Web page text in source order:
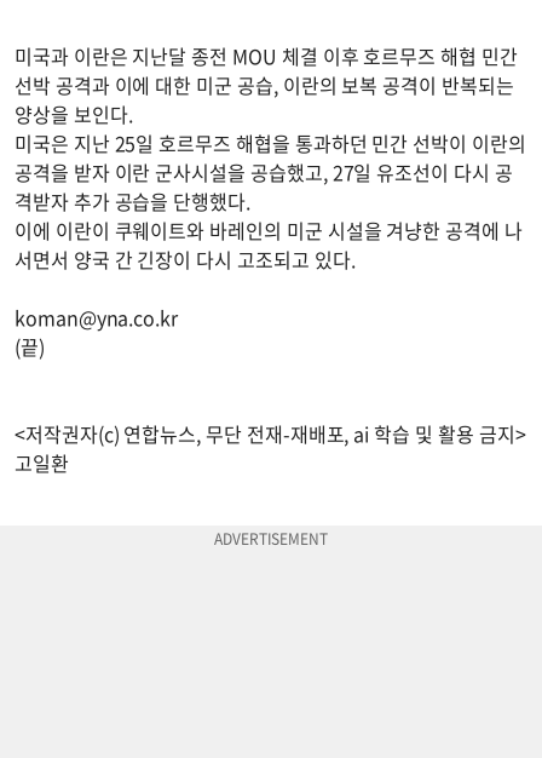
미국과 이란은 지난달 종전 MOU 체결 이후 호르무즈 해협 민간
선박 공격과 이에 대한 미군 공습, 이란의 보복 공격이 반복되는
양상을 보인다.
미국은 지난 25일 호르무즈 해협을 통과하던 민간 선박이 이란의
공격을 받자 이란 군사시설을 공습했고, 27일 유조선이 다시 공
격받자 추가 공습을 단행했다.
이에 이란이 쿠웨이트와 바레인의 미군 시설을 겨냥한 공격에 나
서면서 양국 간 긴장이 다시 고조되고 있다.
koman@yna.co.kr
(끝)
<저작권자(c) 연합뉴스, 무단 전재-재배포, ai 학습 및 활용 금지>
고일환